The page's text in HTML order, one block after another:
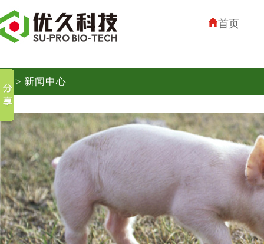
首页
> 新闻中心